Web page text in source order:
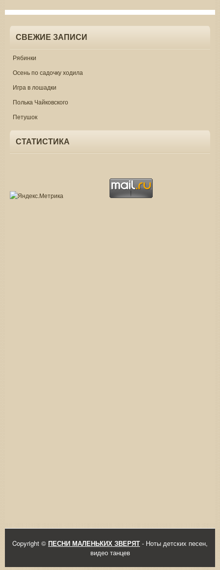
СВЕЖИЕ ЗАПИСИ
Рябинки
Осень по садочку ходила
Игра в лошадки
Полька Чайковского
Петушок
СТАТИСТИКА
Copyright © ПЕСНИ МАЛЕНЬКИХ ЗВЕРЯТ - Ноты детских песен,
видео танцев